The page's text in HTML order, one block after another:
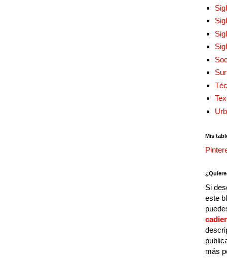
Mis
Si
este
más